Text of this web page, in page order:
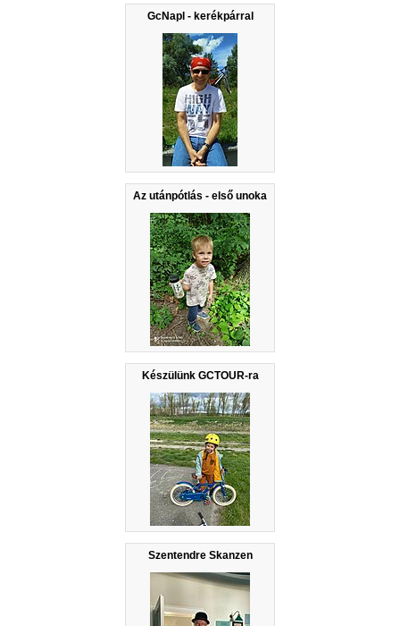
GcNapl - kerékpárral
Az utánpótlás - első unoka
Készülünk GCTOUR-ra
Szentendre Skanzen